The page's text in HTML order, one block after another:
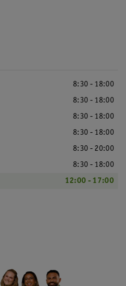
8:30 - 18:00
8:30 - 18:00
8:30 - 18:00
8:30 - 18:00
8:30 - 20:00
8:30 - 18:00
12:00 - 17:00